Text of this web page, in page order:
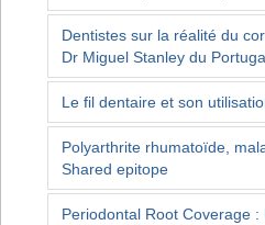
Dentistes sur la réalité du
Dr Miguel Stanley du
Le fil dentaire et son
Polyarthrite rhumatoïde,
Shared epitope
Periodontal Root Coverage